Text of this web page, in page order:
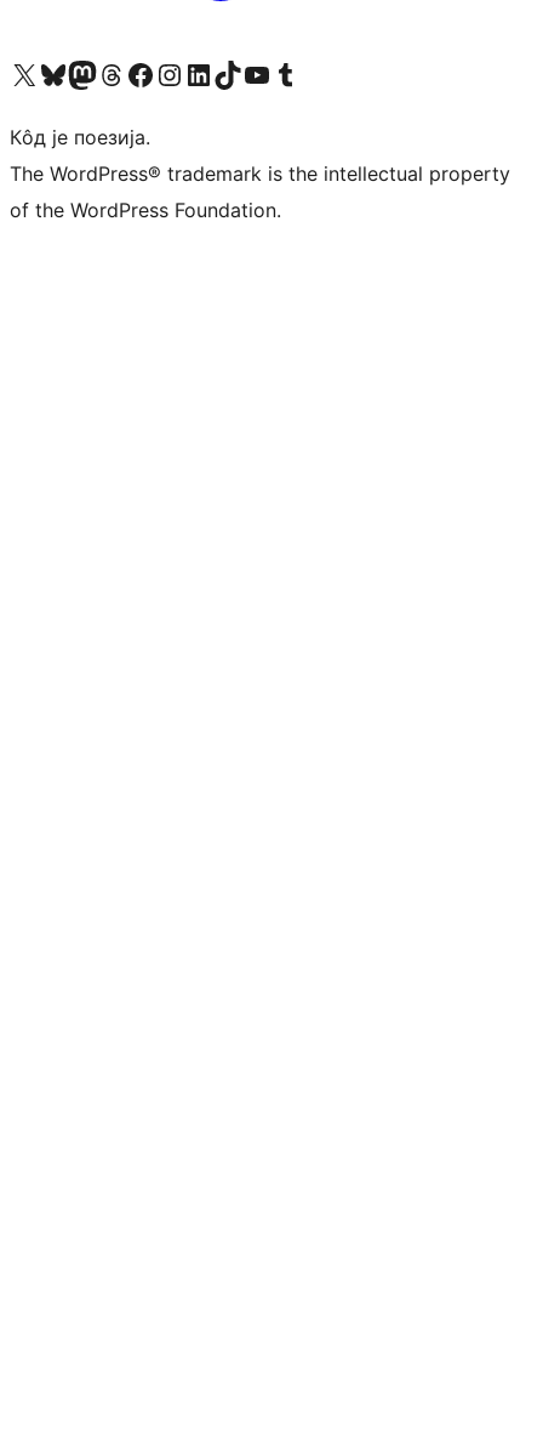
Visit our X (formerly Twitter) account
Посетите наш Bluesky налог
Visit our Mastodon account
Посетите наш налог на Threads-у Visit our Facebook page
Посетите наш Инстаграм налог
Visit our LinkedIn account
Посетите наш TikTok налог
Visit our YouTube channel
Посетите наш Tumblr налог
Кôд је поезија.
The WordPress® trademark is the intellectual property
of the WordPress Foundation.